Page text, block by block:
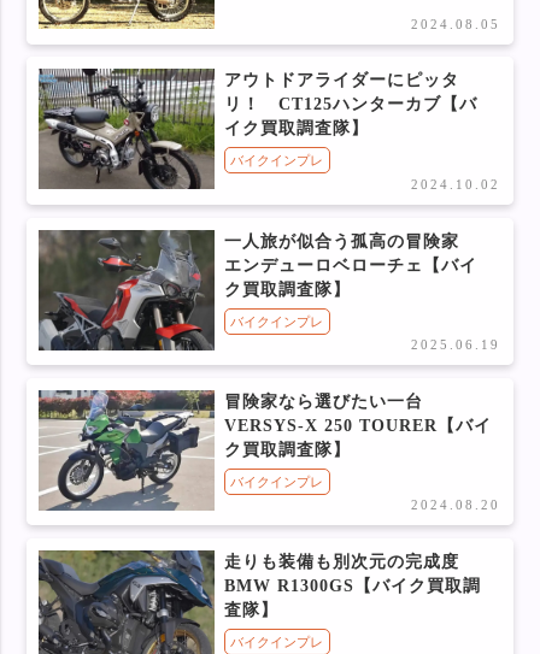
2024.08.05
アウトドアライダーにピッタ
リ！ CT125ハンターカブ【バ
イク買取調査隊】
バイクインプレ
2024.10.02
一人旅が似合う孤高の冒険家
エンデューロベローチェ【バイ
ク買取調査隊】
バイクインプレ
2025.06.19
冒険家なら選びたい一台
VERSYS-X 250 TOURER【バイ
ク買取調査隊】
バイクインプレ
2024.08.20
走りも装備も別次元の完成度
BMW R1300GS【バイク買取調
査隊】
バイクインプレ